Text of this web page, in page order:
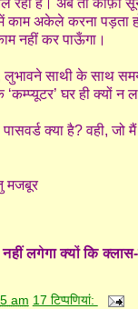
काम अकेले करना पड़ता
नहीं कर पाऊँगा।
साथी के साथ
घर ही क्यों न
क्या है? वही,
मजबूर
लगेगा क्यों कि
am 17 टिप्‍पणियां: